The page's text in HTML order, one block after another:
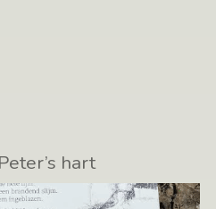
hart